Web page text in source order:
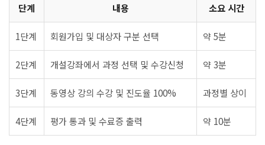
단계 내용 소요 시간
1단계 회원가입 및 대상자 구분 선택 약 5분
2단계 개설강좌에서 과정 선택 및 수강신청 약 3분
3단계 동영상 강의 수강 및 진도율 100% 과정별 상이
4단계 평가 통과 및 수료증 출력 약 10분